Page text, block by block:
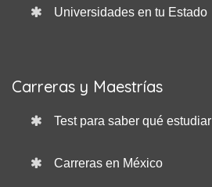
Universidades en tu Estado
Carreras y Maestrías
Test para saber qué estudiar
Carreras en México